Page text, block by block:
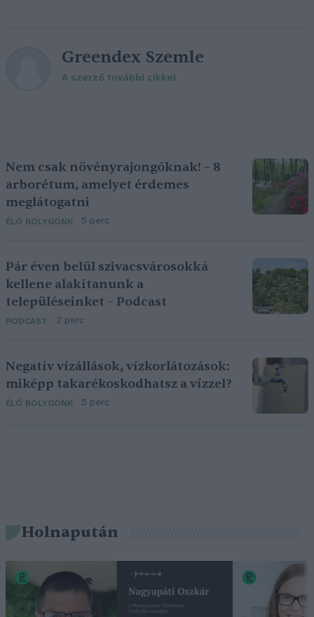
Greendex Szemle
A szerző további cikkei
Nem csak növényrajongóknak! – 8
arborétum, amelyet érdemes
meglátogatni
ÉLŐ BOLYGÓNK 5 perc
Pár éven belül szivacsvárosokká
kellene alakítanunk a
településeinket – Podcast
PODCAST 2 perc
Negatív vízállások, vízkorlátozások:
miképp takarékoskodhatsz a vízzel?
ÉLŐ BOLYGÓNK 5 perc
Holnapután